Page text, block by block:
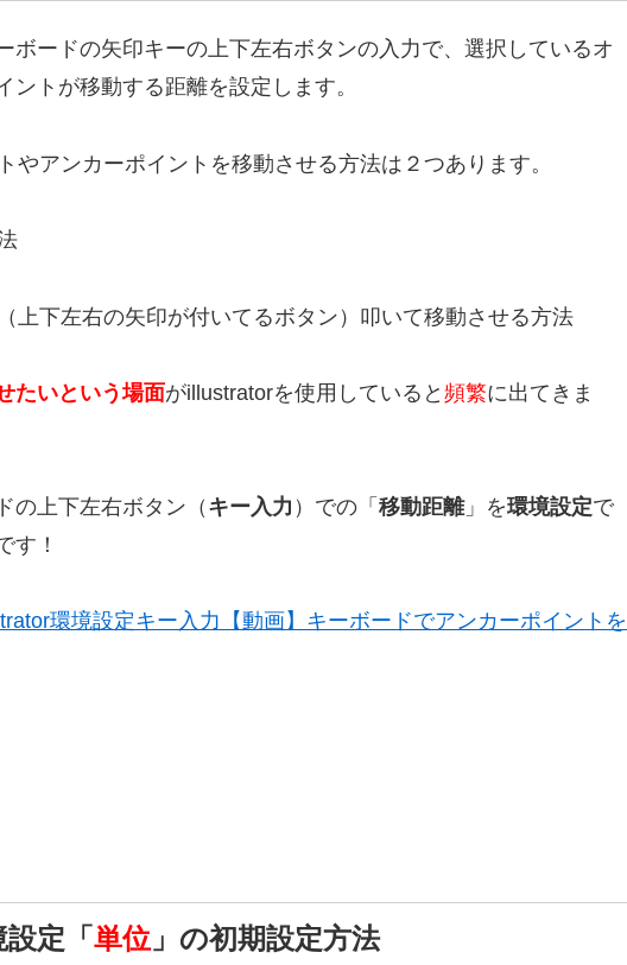
ボードの矢印キーの上下左右ボタンの入力で、選択しているオ
ントが移動する距離を設定します。
やアンカーポイントを移動させる方法は２つあります。
上下左右の矢印が付いてるボタン）叩いて移動させる方法
たいという場面がillustratorを使用していると 頻繁に出てきま
の上下左右ボタン（ キー入力 ）での「 移動距離」を環境設定で
す！
環境設定キー入力【動画】キーボードでアンカーポイントを
定「単位 」の初期設定方法